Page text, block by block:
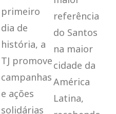
primeiro
dia de
história, a
TJ promove
campanhas
e ações
solidárias
referência
do Santos
na maior
cidade da
América
Latina,